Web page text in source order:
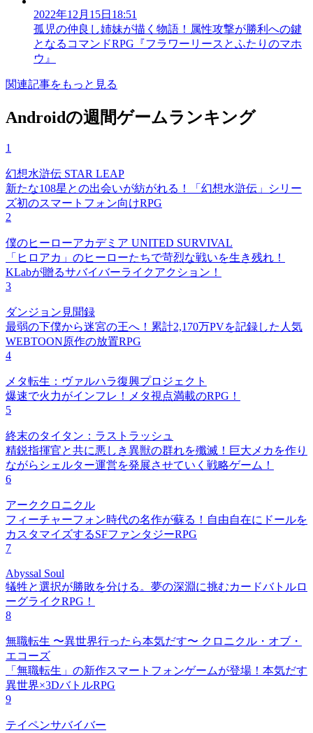
2022年12月15日18:51
孤児の仲良し姉妹が描く物語！属性攻撃が勝利への鍵
となるコマンドRPG『フラワーリースとふたりのマホ
ウ』
関連記事をもっと見る
Androidの週間ゲームランキング
1
幻想水滸伝 STAR LEAP
新たな108星との出会いが紡がれる！「幻想水滸伝」シリー
ズ初のスマートフォン向けRPG
2
僕のヒーローアカデミア UNITED SURVIVAL
「ヒロアカ」のヒーローたちで苛烈な戦いを生き残れ！
KLabが贈るサバイバーライクアクション！
3
ダンジョン見聞録
最弱の下僕から迷宮の王へ！累計2,170万PVを記録した人気
WEBTOON原作の放置RPG
4
メタ転生：ヴァルハラ復興プロジェクト
爆速で火力がインフレ！メタ視点満載のRPG！
5
終末のタイタン：ラストラッシュ
精鋭指揮官と共に悪しき異獣の群れを殲滅！巨大メカを作り
ながらシェルター運営を発展させていく戦略ゲーム！
6
アーククロニクル
フィーチャーフォン時代の名作が蘇る！自由自在にドールを
カスタマイズするSFファンタジーRPG
7
Abyssal Soul
犠牲と選択が勝敗を分ける。夢の深淵に挑むカードバトルロ
ーグライクRPG！
8
無職転生 〜異世界行ったら本気だす〜 クロニクル・オブ・
エコーズ
「無職転生」の新作スマートフォンゲームが登場！本気だす
異世界×3DバトルRPG
9
テイペンサバイバー